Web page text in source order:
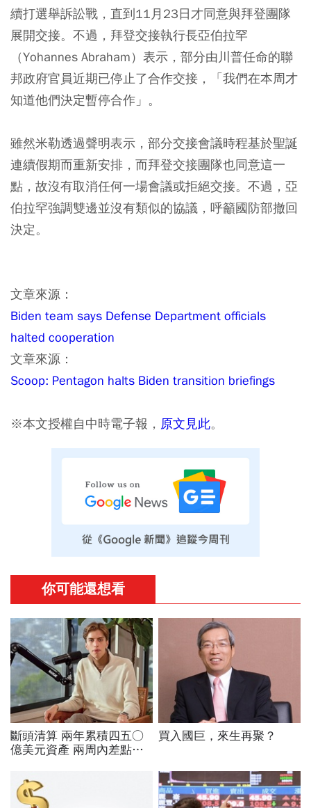
續打選舉訴訟戰，直到11月23日才同意與拜登團隊
展開交接。不過，拜登交接執行長亞伯拉罕
（Yohannes Abraham）表示，部分由川普任命的聯
邦政府官員近期已停止了合作交接，「我們在本周才
知道他們決定暫停合作」。
雖然米勒透過聲明表示，部分交接會議時程基於聖誕
連續假期而重新安排，而拜登交接團隊也同意這一
點，故沒有取消任何一場會議或拒絕交接。不過，亞
伯拉罕強調雙邊並沒有類似的協議，呼籲國防部撤回
決定。
文章來源：
Biden team says Defense Department officials
halted cooperation
文章來源：
Scoop: Pentagon halts Biden transition briefings
※本文授權自中時電子報， 原文見此。